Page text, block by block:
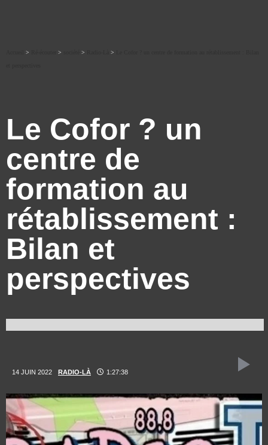
> > > >
Le Cofor ? un
centre de
formation au
rétablissement :
Bilan et
perspectives
14 JUIN 2022 RADIO-LÀ 1:27:38